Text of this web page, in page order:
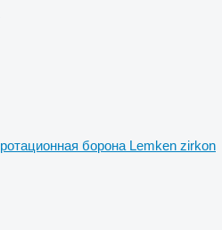
ротационная борона Lemken zirkon